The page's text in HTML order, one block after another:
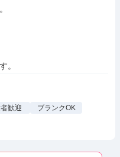
。
歓迎
ブランクOK